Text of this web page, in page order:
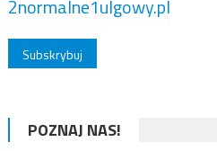
2normalne1ulgowy.pl
POZNAJ NAS!